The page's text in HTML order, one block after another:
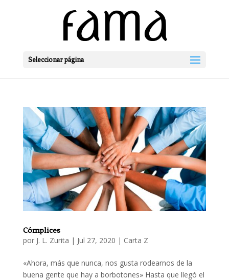
Seleccionar página
Cómplices
por J. L. Zurita | Jul 27, 2020 | Carta Z
«Ahora, más que nunca, nos gusta rodearnos de la
buena gente que hay a borbotones» Hasta que llegó el